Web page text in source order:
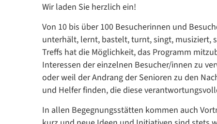
Wir laden Sie herzlich ein!
Von 10 bis über 100 Besucherinnen und
unterhält, lernt, bastelt, turnt, singt, musiziert,
Treffs hat die Möglichkeit, das Programm
Interessen der einzelnen Besucher/innen zu
oder weil der Andrang der Senioren zu den
und Helfer finden, die diese
In allen Begegnungsstätten kommen auch